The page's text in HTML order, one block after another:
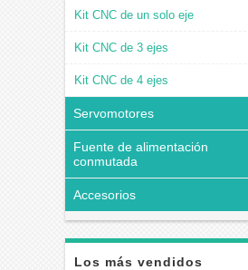
Kit CNC de un solo eje
Kit CNC de 3 ejes
Kit CNC de 4 ejes
Servomotores
Fuente de alimentación
conmutada
Accesorios
Los más vendidos